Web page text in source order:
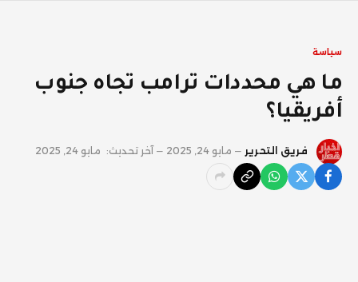
سياسة
ما هي محددات ترامب تجاه جنوب
أفريقيا؟
فريق التحرير مايو 24, 2025 آخر تحديث: مايو 24, 2025